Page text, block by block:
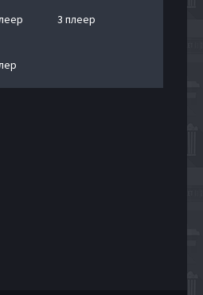
3 плеер